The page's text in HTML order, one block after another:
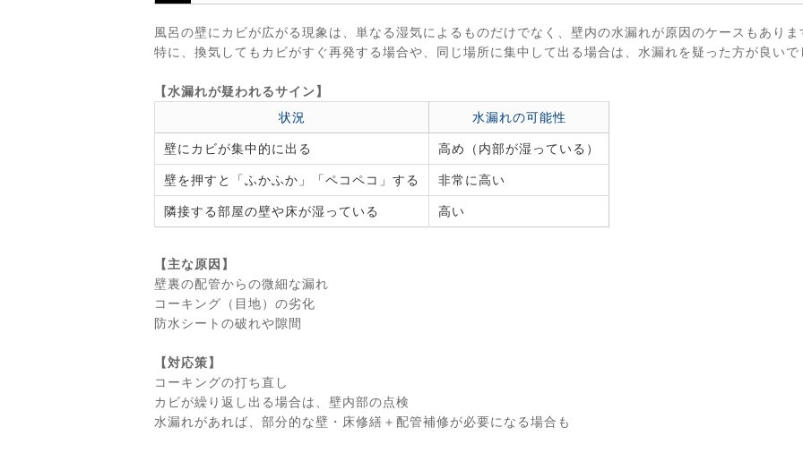
風呂の壁にカビが広がる現象は、単なる湿気によるものだけでなく、壁内の水漏れが原因のケースもありま
特に、換気してもカビがすぐ再発する場合や、同じ場所に集中して出る場合は、水漏れを疑った方が良いで
【水漏れが疑われるサイン】
状況
水漏れの可能性
壁にカビが集中的に出る 高め（内部が湿っている）
壁を押すと「ふかふか」「ペコペコ」する 非常に高い
隣接する部屋の壁や床が湿っている 高い
【主な原因】
壁裏の配管からの微細な漏れ
コーキング（目地）の劣化
防水シートの破れや隙間
【対応策】
コーキングの打ち直し
カビが繰り返し出る場合は、壁内部の点検
水漏れがあれば、部分的な壁・床修繕＋配管補修が必要になる場合も